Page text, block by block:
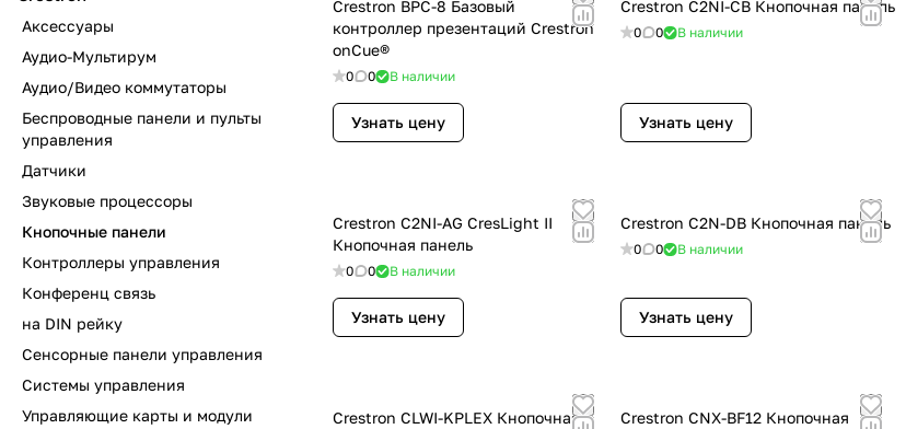
Crestron BPC-8 Базовый
контроллер презентаций Crestron
onCue®
0 0 В наличии
Узнать цену
Crestron C2NI-CB Кнопочная панель
0 0 В наличии
Узнать цену
Crestron C2NI-AG CresLight II
Кнопочная панель
0 0 В наличии
Узнать цену
Crestron C2N-DB Кнопочная панель
0 0 В наличии
Узнать цену
Crestron CLWI-KPLEX Кнопочная
Crestron CNX-BF12 Кнопочная
Аксессуары
Аудио-Мультирум
Аудио/Видео коммутаторы
Беспроводные панели и пульты
управления
Датчики
Звуковые процессоры
Кнопочные панели
Контроллеры управления
Конференц связь
на DIN рейку
Сенсорные панели управления
Системы управления
Управляющие карты и модули